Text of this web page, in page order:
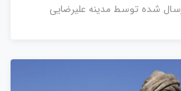
شده توسط مدینه علیرضایی